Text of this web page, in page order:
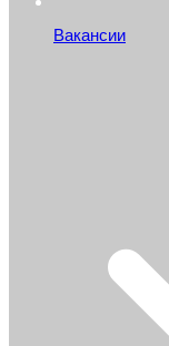
Вакансии